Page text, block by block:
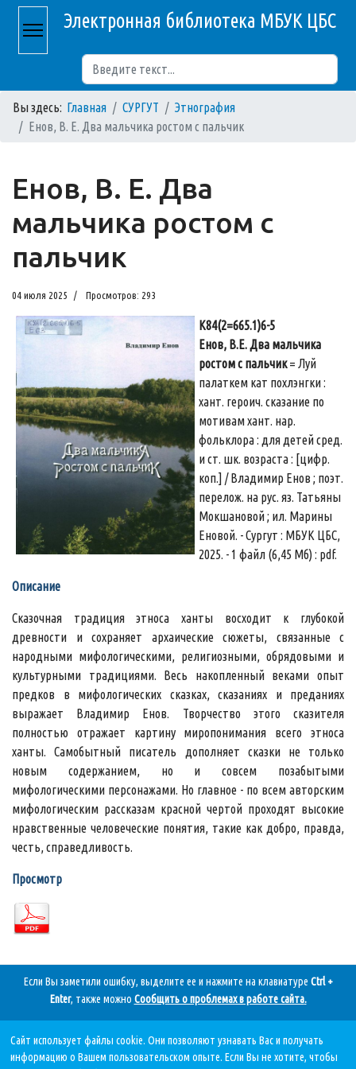
Электронная библиотека МБУК ЦБС
Вы здесь: Главная СУРГУТ
Этнография
Енов, В. Е. Два мальчика ростом с пальчик
Енов, В. Е. Два
мальчика ростом с
пальчик
04 июля 2025 Просмотров: 293
К84(2=665.1)6-5
Енов, В.Е. Два мальчика
ростом с пальчик= Луй
палаткем кат похлэнгки :
хант. героич. сказание по
мотивам хант. нар.
фольклора : для детей сред.
и ст. шк. возраста : [цифр.
коп.] / Владимир Енов ; поэт.
перелож. на рус. яз. Татьяны
Мокшановой ; ил. Марины
Еновой. - Сургут : МБУК ЦБС,
2025. - 1 файл (6,45 Мб) : pdf.
Описание
Сказочная традиция этноса ханты восходит к глубокой
древности и сохраняет архаические сюжеты, связанные с
народными мифологическими, религиозными, обрядовыми и
культурными традициями. Весь накопленный веками опыт
предков в мифологических сказках, сказаниях и преданиях
выражает Владимир Енов. Творчество этого сказителя
полностью отражает картину миропонимания всего этноса
ханты. Самобытный писатель дополняет сказки не только
новым содержанием, но и совсем позабытыми
мифологическими персонажами. Но главное - по всем авторским
мифологическим рассказам красной чертой проходят высокие
нравственные человеческие понятия, такие как добро, правда,
честь, справедливость.
Просмотр
Если Вы заметили ошибку, выделите ее и нажмите на клавиатуре Ctrl +
Enter, также можно Сообщить о проблемах в работе сайта.
Дата последнего обновления:
05.08.2026, в 11 11.
Сайт использует файлы cookie. Они позволяют узнавать Вас и получать
информацию о Вашем пользовательском опыте. Если Вы не хотите, чтобы